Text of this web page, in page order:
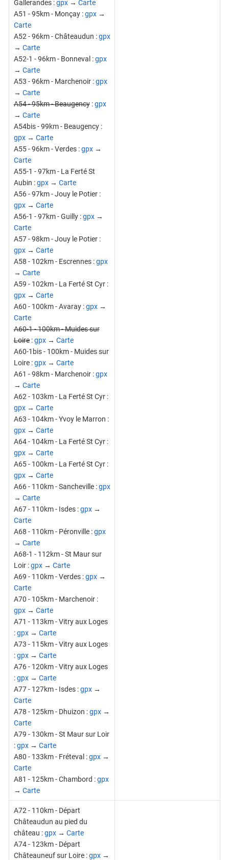
Gallerandes :gpx→ Carte
A51 - 95km - Monçay :gpx→
Carte
A52 - 96km - Châteaudun :gpx
→ Carte
A52-1 - 96km - Bonneval :gpx
→ Carte
A53 - 96km - Marchenoir :gpx
→ Carte
A54 - 95km - Beaugency:gpx
→ Carte
A54bis - 99km - Beaugency :
gpx→ Carte
A55 - 96km - Verdes :gpx→
Carte
A55-1 - 97km - La Ferté St
Aubin :gpx→ Carte
A56 - 97km - Jouy le Potier :
gpx→ Carte
A56-1 - 97km - Guilly :gpx→
Carte
A57 - 98km - Jouy le Potier :
gpx→ Carte
A58 - 102km - Escrennes :gpx
→ Carte
A59 - 102km - La Ferté St Cyr :
gpx→ Carte
A60 - 100km - Avaray :gpx→
Carte
A60-1 - 100km - Muides sur
Loire:gpx→ Carte
A60-1bis - 100km - Muides sur
Loire :gpx→ Carte
A61 - 98km - Marchenoir :gpx
→ Carte
A62 - 103km - La Ferté St Cyr :
gpx→ Carte
A63 - 104km - Yvoy le Marron :
gpx→ Carte
A64 - 104km - La Ferté St Cyr :
gpx→ Carte
A65 - 100km - La Ferté St Cyr :
gpx→ Carte
A66 - 110km - Sancheville :gpx
→ Carte
A67 - 110km - Isdes :gpx→
Carte
A68 - 110km - Péronville :gpx
→ Carte
A68-1 - 112km - St Maur sur
Loir :gpx→ Carte
A69 - 110km - Verdes :gpx→
Carte
A70 - 105km - Marchenoir :
gpx→ Carte
A71 - 113km - Vitry aux Loges
:gpx→ Carte
A73 - 115km - Vitry aux Loges
:gpx→ Carte
A76 - 120km - Vitry aux Loges
:gpx→ Carte
A77 - 127km - Isdes :gpx→
Carte
A78 - 125km - Dhuizon :gpx→
Carte
A79 - 130km - St Maur sur Loir
:gpx→ Carte
A80 - 133km - Fréteval :gpx→
Carte
A81 - 125km - Chambord :gpx
→ Carte
A72 - 110km - Départ
Châteaudun au pied du
château :gpx→ Carte
A74 - 123km - Départ
Châteauneuf sur Loire :gpx→